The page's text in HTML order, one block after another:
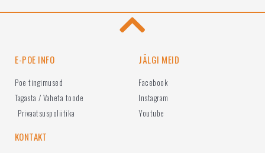
E-POE INFO
Poe tingimused
Tagasta / Vaheta toode
Privaatsuspoliitika
JÄLGI MEID
Facebook
Instagram
Youtube
KONTAKT